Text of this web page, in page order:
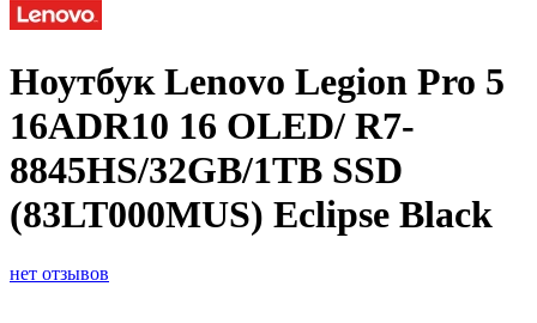
Ноутбук Lenovo Legion Pro 5
16ADR10 16 OLED/ R7-
8845HS/32GB/1TB SSD
(83LT000MUS) Eclipse Black
нет отзывов